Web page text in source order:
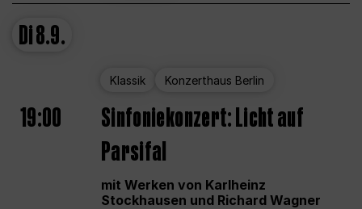
Di8.9.
Klassik Konzerthaus Berlin
19:00
Sinfoniekonzert: Licht auf
Parsifal
mit Werken von Karlheinz
Stockhausen und Richard Wagner